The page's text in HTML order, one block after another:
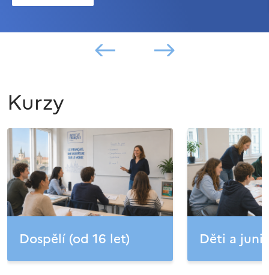
Kurzy
Dospělí (od 16 let) Děti a